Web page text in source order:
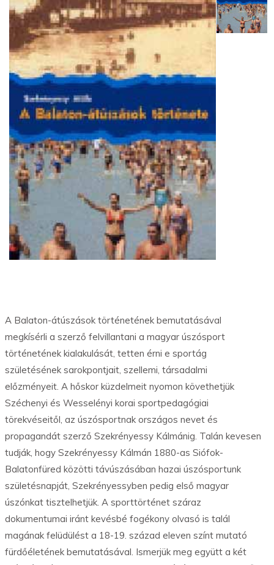
A Balaton-átúszások történetének bemutatásával
megkísérli a szerző felvillantani a magyar úszósport
történetének kialakulását, tetten érni e sportág
születésének sarokpontjait, szellemi, társadalmi
előzményeit. A hőskor küzdelmeit nyomon követhetjük
Széchenyi és Wesselényi korai sportpedagógiai
törekvéseitől, az úszósportnak országos nevet és
propagandát szerző Szekrényessy Kálmánig. Talán kevesen
tudják, hogy Szekrényessy Kálmán 1880-as Siófok-
Balatonfüred közötti távúszásában hazai úszósportunk
születésnapját, Szekrényessyben pedig első magyar
úszónkat tisztelhetjük. A sporttörténet száraz
dokumentumai iránt kevésbé fogékony olvasó is talál
magának felüdülést a 18-19. század eleven színt mutató
fürdőéletének bemutatásával. Ismerjük meg együtt a két